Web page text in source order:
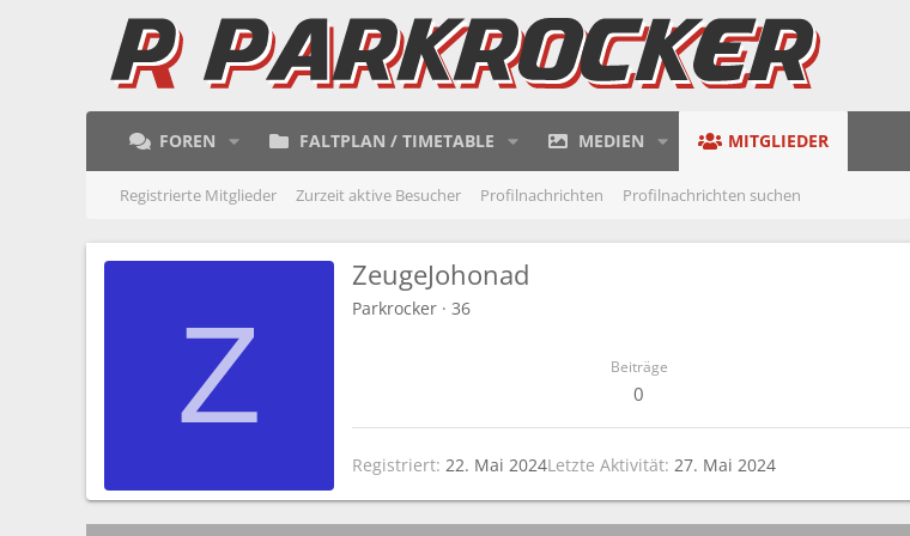
FOREN FALTPLAN / TIMETABLE MEDIEN MITGLIEDER
Registrierte Mitglieder Zurzeit aktive Besucher Profilnachrichten Profilnachrichten suchen
Z
ZeugeJohonad
Parkrocker · 36
Beiträge
0
Registriert 22. Mai 2024Letzte Aktivität 27. Mai 2024